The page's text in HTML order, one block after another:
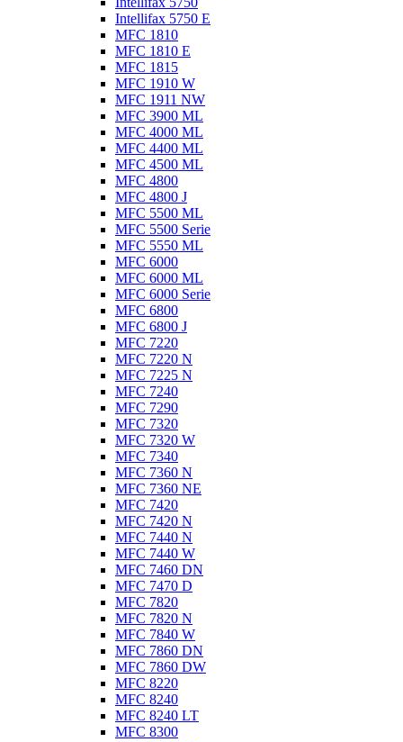
Intellifax 5750 E
MFC 1810
MFC 1810 E
MFC 1815
MFC 1910 W
MFC 1911 NW
MFC 3900 ML
MFC 4000 ML
MFC 4400 ML
MFC 4500 ML
MFC 4800
MFC 4800 J
MFC 5500 ML
MFC 5500 Serie
MFC 5550 ML
MFC 6000
MFC 6000 ML
MFC 6000 Serie
MFC 6800
MFC 6800 J
MFC 7220
MFC 7220 N
MFC 7225 N
MFC 7240
MFC 7290
MFC 7320
MFC 7320 W
MFC 7340
MFC 7360 N
MFC 7360 NE
MFC 7420
MFC 7420 N
MFC 7440 N
MFC 7440 W
MFC 7460 DN
MFC 7470 D
MFC 7820
MFC 7820 N
MFC 7840 W
MFC 7860 DN
MFC 7860 DW
MFC 8220
MFC 8240
MFC 8240 LT
MFC 8300